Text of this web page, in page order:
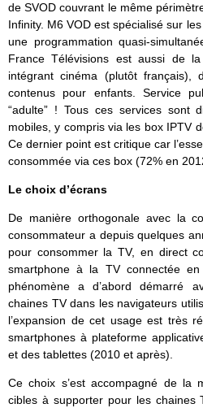
de SVOD couvrant le même
Infinity. M6 VOD est spécialisé sur
une programmation quasi-
France Télévisions est aussi de
intégrant cinéma (plutôt français),
contenus pour enfants. Service
“adulte” ! Tous ces services sont
mobiles, y compris via les box IPTV
Ce dernier point est critique car
consommée via ces box (72% en
Le choix d’écrans
De manière orthogonale avec la
consommateur a depuis quelques
pour consommer la TV, en direct
smartphone à la TV connectée
phénomène a d’abord démarré
chaines TV dans les navigateurs
l’expansion de cet usage est très
smartphones à plateforme
et des tablettes (2010 et après).
Ce choix s’est accompagné de la
cibles à supporter pour les chaines